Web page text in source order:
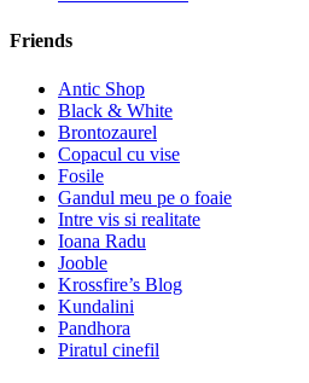
Friends
Antic Shop
Black & White
Brontozaurel
Copacul cu vise
Fosile
Gandul meu pe o foaie
Intre vis si realitate
Ioana Radu
Jooble
Krossfire’s Blog
Kundalini
Pandhora
Piratul cinefil